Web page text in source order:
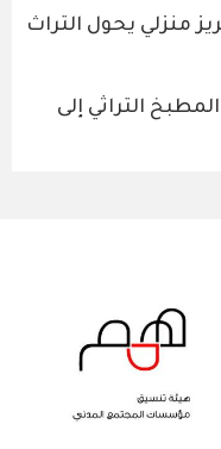
منزلي يحول التراث
التراثي إلى